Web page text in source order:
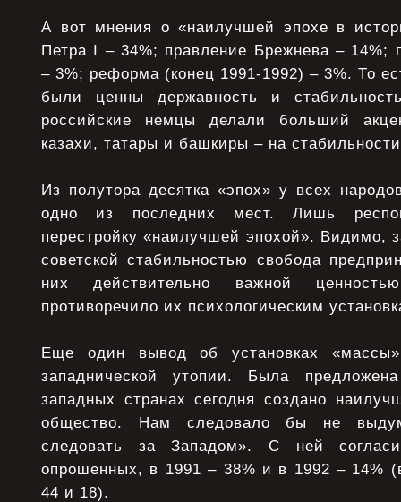
А вот мнения о «наилучшей эпохе в
Петра I – 34%; правление Брежнева – 14%;
– 3%; реформа (конец 1991-1992) – 3%. То
были ценны державность и
российские немцы делали больший
казахи, татары и башкиры – на
Из полутора десятка «эпох» у всех
одно из последних мест. Лишь
перестройку «наилучшей эпохой». Видимо,
советской стабильностью свобода
них действительно важной
противоречило их психологическим
Еще один вывод об установках
западнической утопии. Была
западных странах сегодня создано
общество. Нам следовало бы не
следовать за Западом». С ней
опрошенных, в 1991 – 38% и в 1992 – 14%
44 и 18).